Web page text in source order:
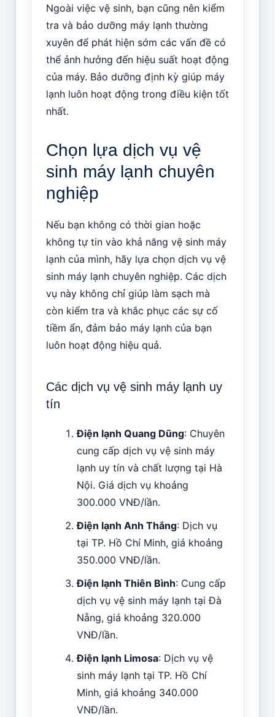
Ngoài việc vệ sinh, bạn cũng nên kiểm
tra và bảo dưỡng máy lạnh thường
xuyên để phát hiện sớm các vấn đề có
thể ảnh hưởng đến hiệu suất hoạt động
của máy. Bảo dưỡng định kỳ giúp máy
lạnh luôn hoạt động trong điều kiện tốt
nhất.
Chọn lựa dịch vụ vệ
sinh máy lạnh chuyên
nghiệp
Nếu bạn không có thời gian hoặc
không tự tin vào khả năng vệ sinh máy
lạnh của mình, hãy lựa chọn dịch vụ vệ
sinh máy lạnh chuyên nghiệp. Các dịch
vụ này không chỉ giúp làm sạch mà
còn kiểm tra và khắc phục các sự cố
tiềm ẩn, đảm bảo máy lạnh của bạn
luôn hoạt động hiệu quả.
Các dịch vụ vệ sinh máy lạnh uy
tín
Điện lạnh Quang Dũng: Chuyên
cung cấp dịch vụ vệ sinh máy
lạnh uy tín và chất lượng tại Hà
Nội. Giá dịch vụ khoảng
300.000 VNĐ/lần.
Điện lạnh Anh Thắng: Dịch vụ
tại TP. Hồ Chí Minh, giá khoảng
350.000 VNĐ/lần.
Điện lạnh Thiên Bình: Cung cấp
dịch vụ vệ sinh máy lạnh tại Đà
Nẵng, giá khoảng 320.000
VNĐ/lần.
Điện lạnh Limosa: Dịch vụ vệ
sinh máy lạnh tại TP. Hồ Chí
Minh, giá khoảng 340.000
VNĐ/lần.